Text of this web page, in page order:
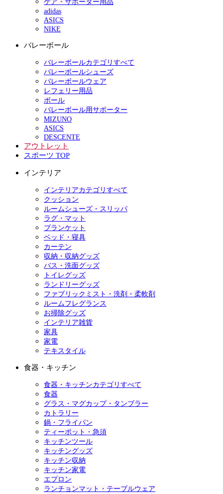
ケア・サポーター用品
adidas
ASICS
NIKE
バレーボール
バレーボールカテゴリすべて
バレーボールシューズ
バレーボールウェア
レフェリー用品
ボール
バレーボール用サポーター
MIZUNO
ASICS
DESCENTE
アウトレット
スポーツ TOP
インテリア
インテリアカテゴリすべて
クッション
ルームシューズ・スリッパ
ラグ・マット
ブランケット
ベッド・寝具
カーテン
収納・収納グッズ
バス・洗面グッズ
トイレグッズ
ランドリーグッズ
ファブリックミスト・洗剤・柔軟剤
ルームフレグランス
お掃除グッズ
インテリア雑貨
家具
家電
テキスタイル
食器・キッチン
食器・キッチンカテゴリすべて
食器
グラス・マグカップ・タンブラー
カトラリー
鍋・フライパン
ティーポット・急須
キッチンツール
キッチングッズ
キッチン収納
キッチン家電
エプロン
ランチョンマット・テーブルウェア